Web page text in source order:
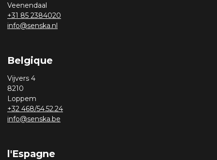
Veenendaal
+31 85 2384020
info@senska.nl
Belgique
Vijvers 4
8210
Loppem
+32 468/54.52.24
info@senska.be
l'Espagne